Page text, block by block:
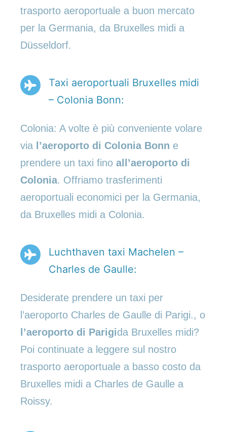
trasporto aeroportuale a buon mercato
per la Germania, da Bruxelles midi a
Düsseldorf.
Taxi aeroportuali Bruxelles midi
– Colonia Bonn:
Colonia: A volte è più conveniente volare
via l’aeroporto di Colonia Bonn e
prendere un taxi fino all’aeroporto di
Colonia. Offriamo trasferimenti
aeroportuali economici per la Germania,
da Bruxelles midi a Colonia.
Luchthaven taxi Machelen –
Charles de Gaulle:
Desiderate prendere un taxi per
l’aeroporto Charles de Gaulle di Parigi., o
l’aeroporto di Parigida Bruxelles midi?
Poi continuate a leggere sul nostro
trasporto aeroportuale a basso costo da
Bruxelles midi a Charles de Gaulle a
Roissy.